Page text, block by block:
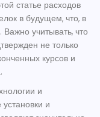
статье расходов
в будущем, что, в
учитывать, что
не только
курсов и
и
и